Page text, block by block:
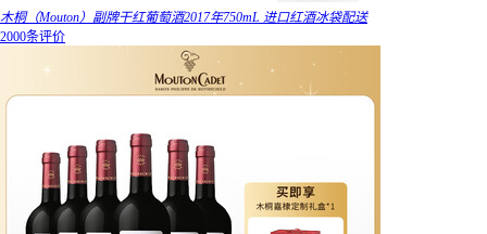
木桐（Mouton）副牌干红葡萄酒2017年750mL 进口红酒冰袋配送
2000条评价